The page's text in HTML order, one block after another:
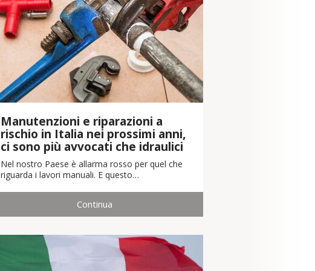
Manutenzioni e riparazioni a
rischio in Italia nei prossimi anni,
ci sono più avvocati che idraulici
Nel nostro Paese è allarma rosso per quel che
riguarda i lavori manuali. E questo…
Continua